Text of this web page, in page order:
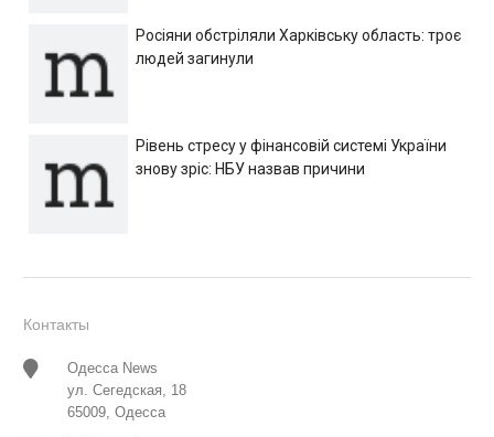
Росіяни обстріляли Харківську область: троє
людей загинули
Рівень стресу у фінансовій системі України
знову зріс: НБУ назвав причини
Контакты
Одесса News
ул. Сегедская, 18
65009, Одесса